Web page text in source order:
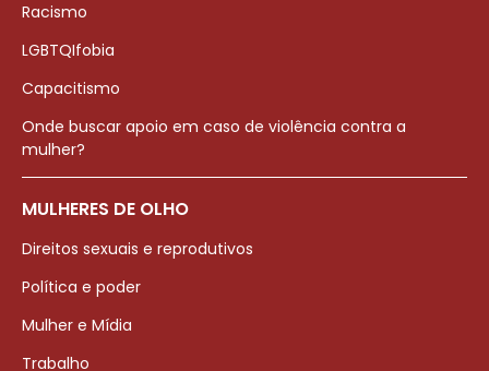
Racismo
LGBTQIfobia
Capacitismo
Onde buscar apoio em caso de violência contra a
mulher?
MULHERES DE OLHO
Direitos sexuais e reprodutivos
Política e poder
Mulher e Mídia
Trabalho